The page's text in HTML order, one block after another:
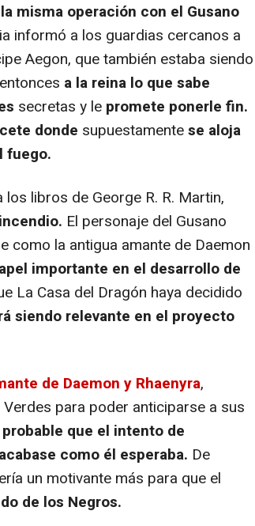
misma operación con el Gusano
informó a los guardias cercanos a
Aegon, que también estaba siendo
entonces a la reina lo que sabe
secretas y le promete ponerle fin.
donde supuestamentese aloja
fuego.
libros de George R. R. Martin,
El personaje del Gusano
como la antigua amante de Daemon
importante en el desarrollo de
La Casa del Dragón haya decidido
siendo relevante en el proyecto
de Daemon y Rhaenyra,
para poder anticiparse a sus
que el intento de
como él esperaba. De
un motivante más para que el
de los Negros.